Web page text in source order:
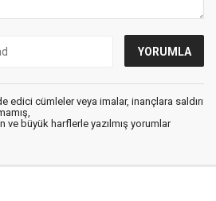
edici cümleler veya imalar, inançlara saldırı
ve büyük harflerle yazılmış yorumlar